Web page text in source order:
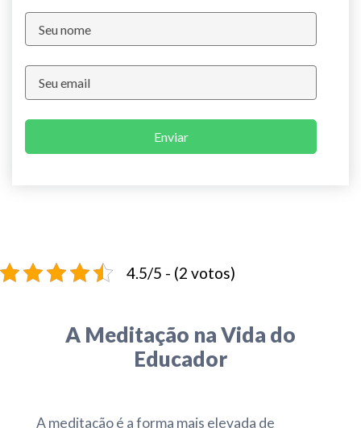
Enviar
4.5/5 - (2 votos)
A Meditação na Vida do
Educador
A meditação é a forma mais elevada de